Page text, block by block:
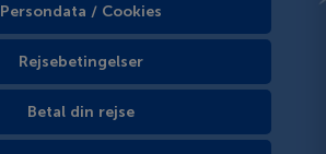
Persondata / Cookies
Rejsebetingelser
Betal din rejse